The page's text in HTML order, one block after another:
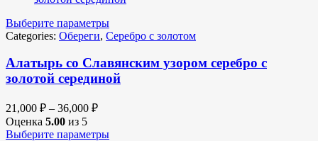
Выберите параметры
Categories: Обереги, Серебро с золотом
Алатырь со Славянским узором серебро с
золотой серединой
21,000 ₽ – 36,000 ₽
Оценка 5.00 из 5
Выберите параметры